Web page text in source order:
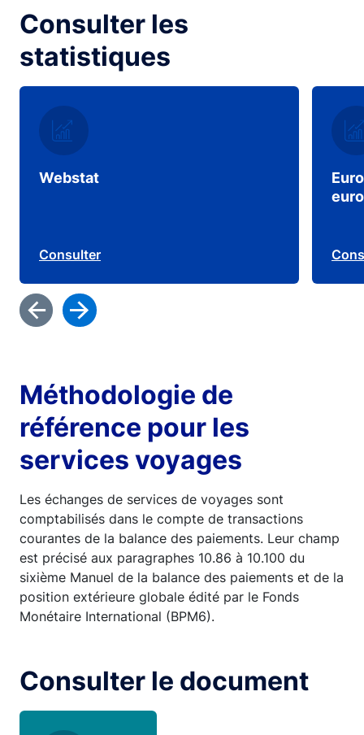
Consulter les
statistiques
Webstat
Consulter
Méthodologie de
référence pour les
services voyages
Les échanges de services de voyages sont
comptabilisés dans le compte de transactions
courantes de la balance des paiements. Leur champ
est précisé aux paragraphes 10.86 à 10.100 du
sixième Manuel de la balance des paiements et de la
position extérieure globale édité par le Fonds
Monétaire International (BPM6).
Consulter le document